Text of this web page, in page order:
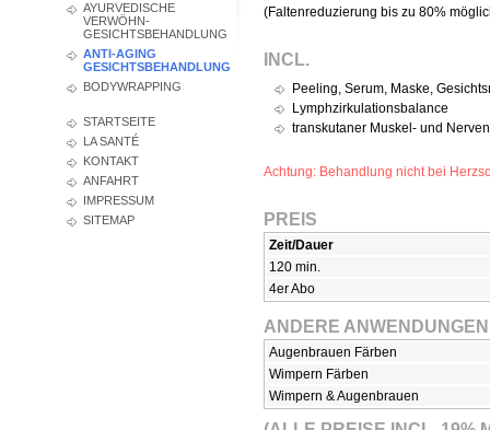
AYURVEDISCHE
VERWÖHN-
GESICHTSBEHANDLUNG
ANTI-AGING
GESICHTSBEHANDLUNG
BODYWRAPPING
STARTSEITE
LA SANTÉ
KONTAKT
ANFAHRT
IMPRESSUM
SITEMAP
(Faltenreduzierung bis zu 80%
INCL.
Peeling, Serum, Maske,
Lymphzirkulationsbalance
transkutaner Muskel- und
Achtung: Behandlung nicht bei
PREIS
Zeit/Dauer
120 min.
4er Abo
ANDERE ANWENDUNGEN
Augenbrauen Färben
Wimpern Färben
Wimpern & Augenbrauen